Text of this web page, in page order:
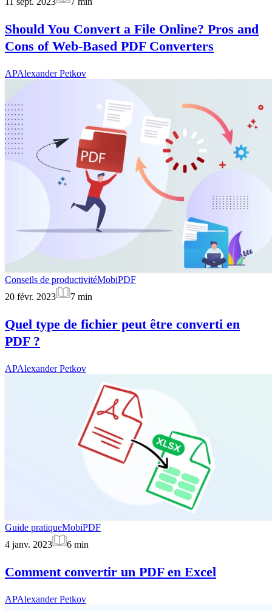
Should You Convert a File Online? Pros and
Cons of Web-Based PDF Converters
APAlexander Petkov
Conseils de productivitéMobiPDF
20 févr. 2023
7 min
Quel type de fichier peut être converti en
PDF ?
APAlexander Petkov
Guide pratiqueMobiPDF
4 janv. 2023
6 min
Comment convertir un PDF en Excel
APAlexander Petkov